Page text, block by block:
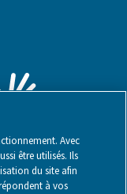
Avec
être utilisés. Ils
du site afin
à vos